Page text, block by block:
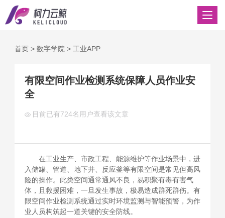
首页> 数字学院 > 工业APP
有限空间作业检测系统保障人员作业安
全
目前已有724名用户查看该文章
在工业生产、市政工程、能源维护等作业场景中，进
入储罐、管道、地下井、反应釜等有限空间是常见但高风
险的操作。此类空间通常通风不良，易积聚有毒有害气
体，且救援困难，一旦发生事故，极易造成群死群伤。有
限空间作业检测系统通过实时环境监测与智能预警，为作
业人员构筑起一道关键的安全防线。